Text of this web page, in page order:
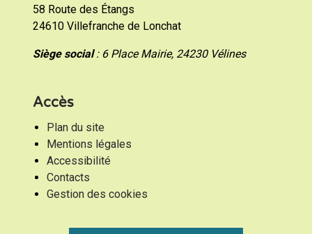
58 Route des Étangs
24610 Villefranche de Lonchat
Siège social: 6 Place Mairie, 24230 Vélines
Accès
Plan du site
Mentions légales
Accessibilité
Contacts
Gestion des cookies